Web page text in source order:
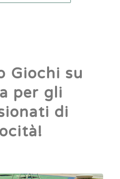
Giochi su
per gli
di